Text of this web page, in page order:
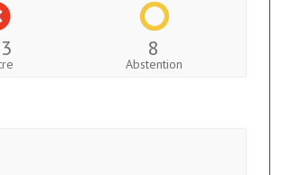
8
Abstention